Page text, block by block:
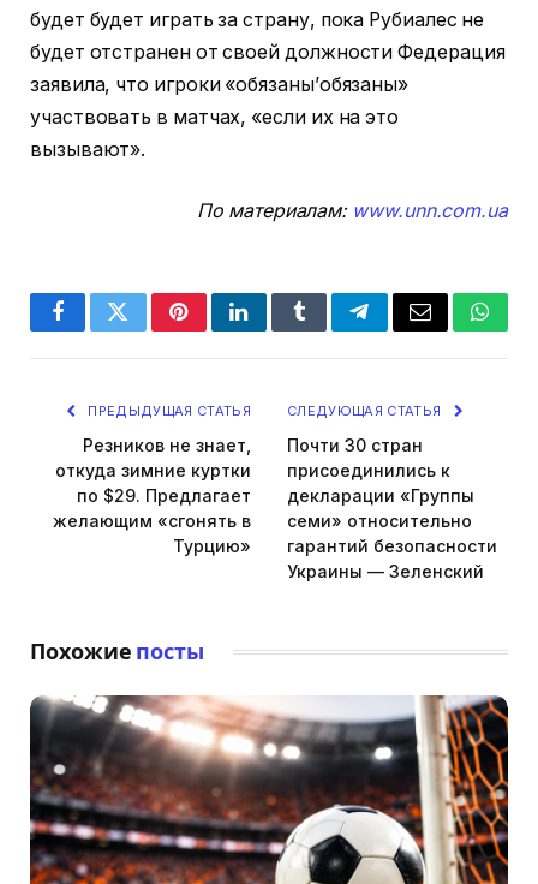
будет будет играть за страну, пока Рубиалес не
будет отстранен от своей должности Федерация
заявила, что игроки «обязаны’обязаны»
участвовать в матчах, «если их на это
вызывают».
По материалам: www.unn.com.ua
FacebookTwitterPinterestLinkedInTumblrTelegramEmail
ПРЕДЫДУЩАЯ СТАТЬЯ
Резников не знает,
откуда зимние куртки
по $29. Предлагает
желающим «сгонять в
Турцию»
СЛЕДУЮЩАЯ СТАТЬЯ
Почти 30 стран
присоединились к
декларации «Группы
семи» относительно
гарантий безопасности
Украины — Зеленский
Похожие посты